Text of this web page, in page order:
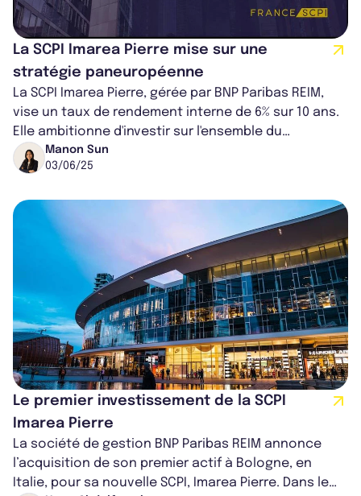
La SCPI Imarea Pierre mise sur une
stratégie paneuropéenne
La SCPI Imarea Pierre, gérée par BNP Paribas REIM,
vise un taux de rendement interne de 6% sur 10 ans.
Elle ambitionne d'investir sur l'ensemble du
continent européen dans des sect...
Manon Sun
03/06/25
Le premier investissement de la SCPI
Imarea Pierre
La société de gestion BNP Paribas REIM annonce
l’acquisition de son premier actif à Bologne, en
Italie, pour sa nouvelle SCPI, Imarea Pierre. Dans le